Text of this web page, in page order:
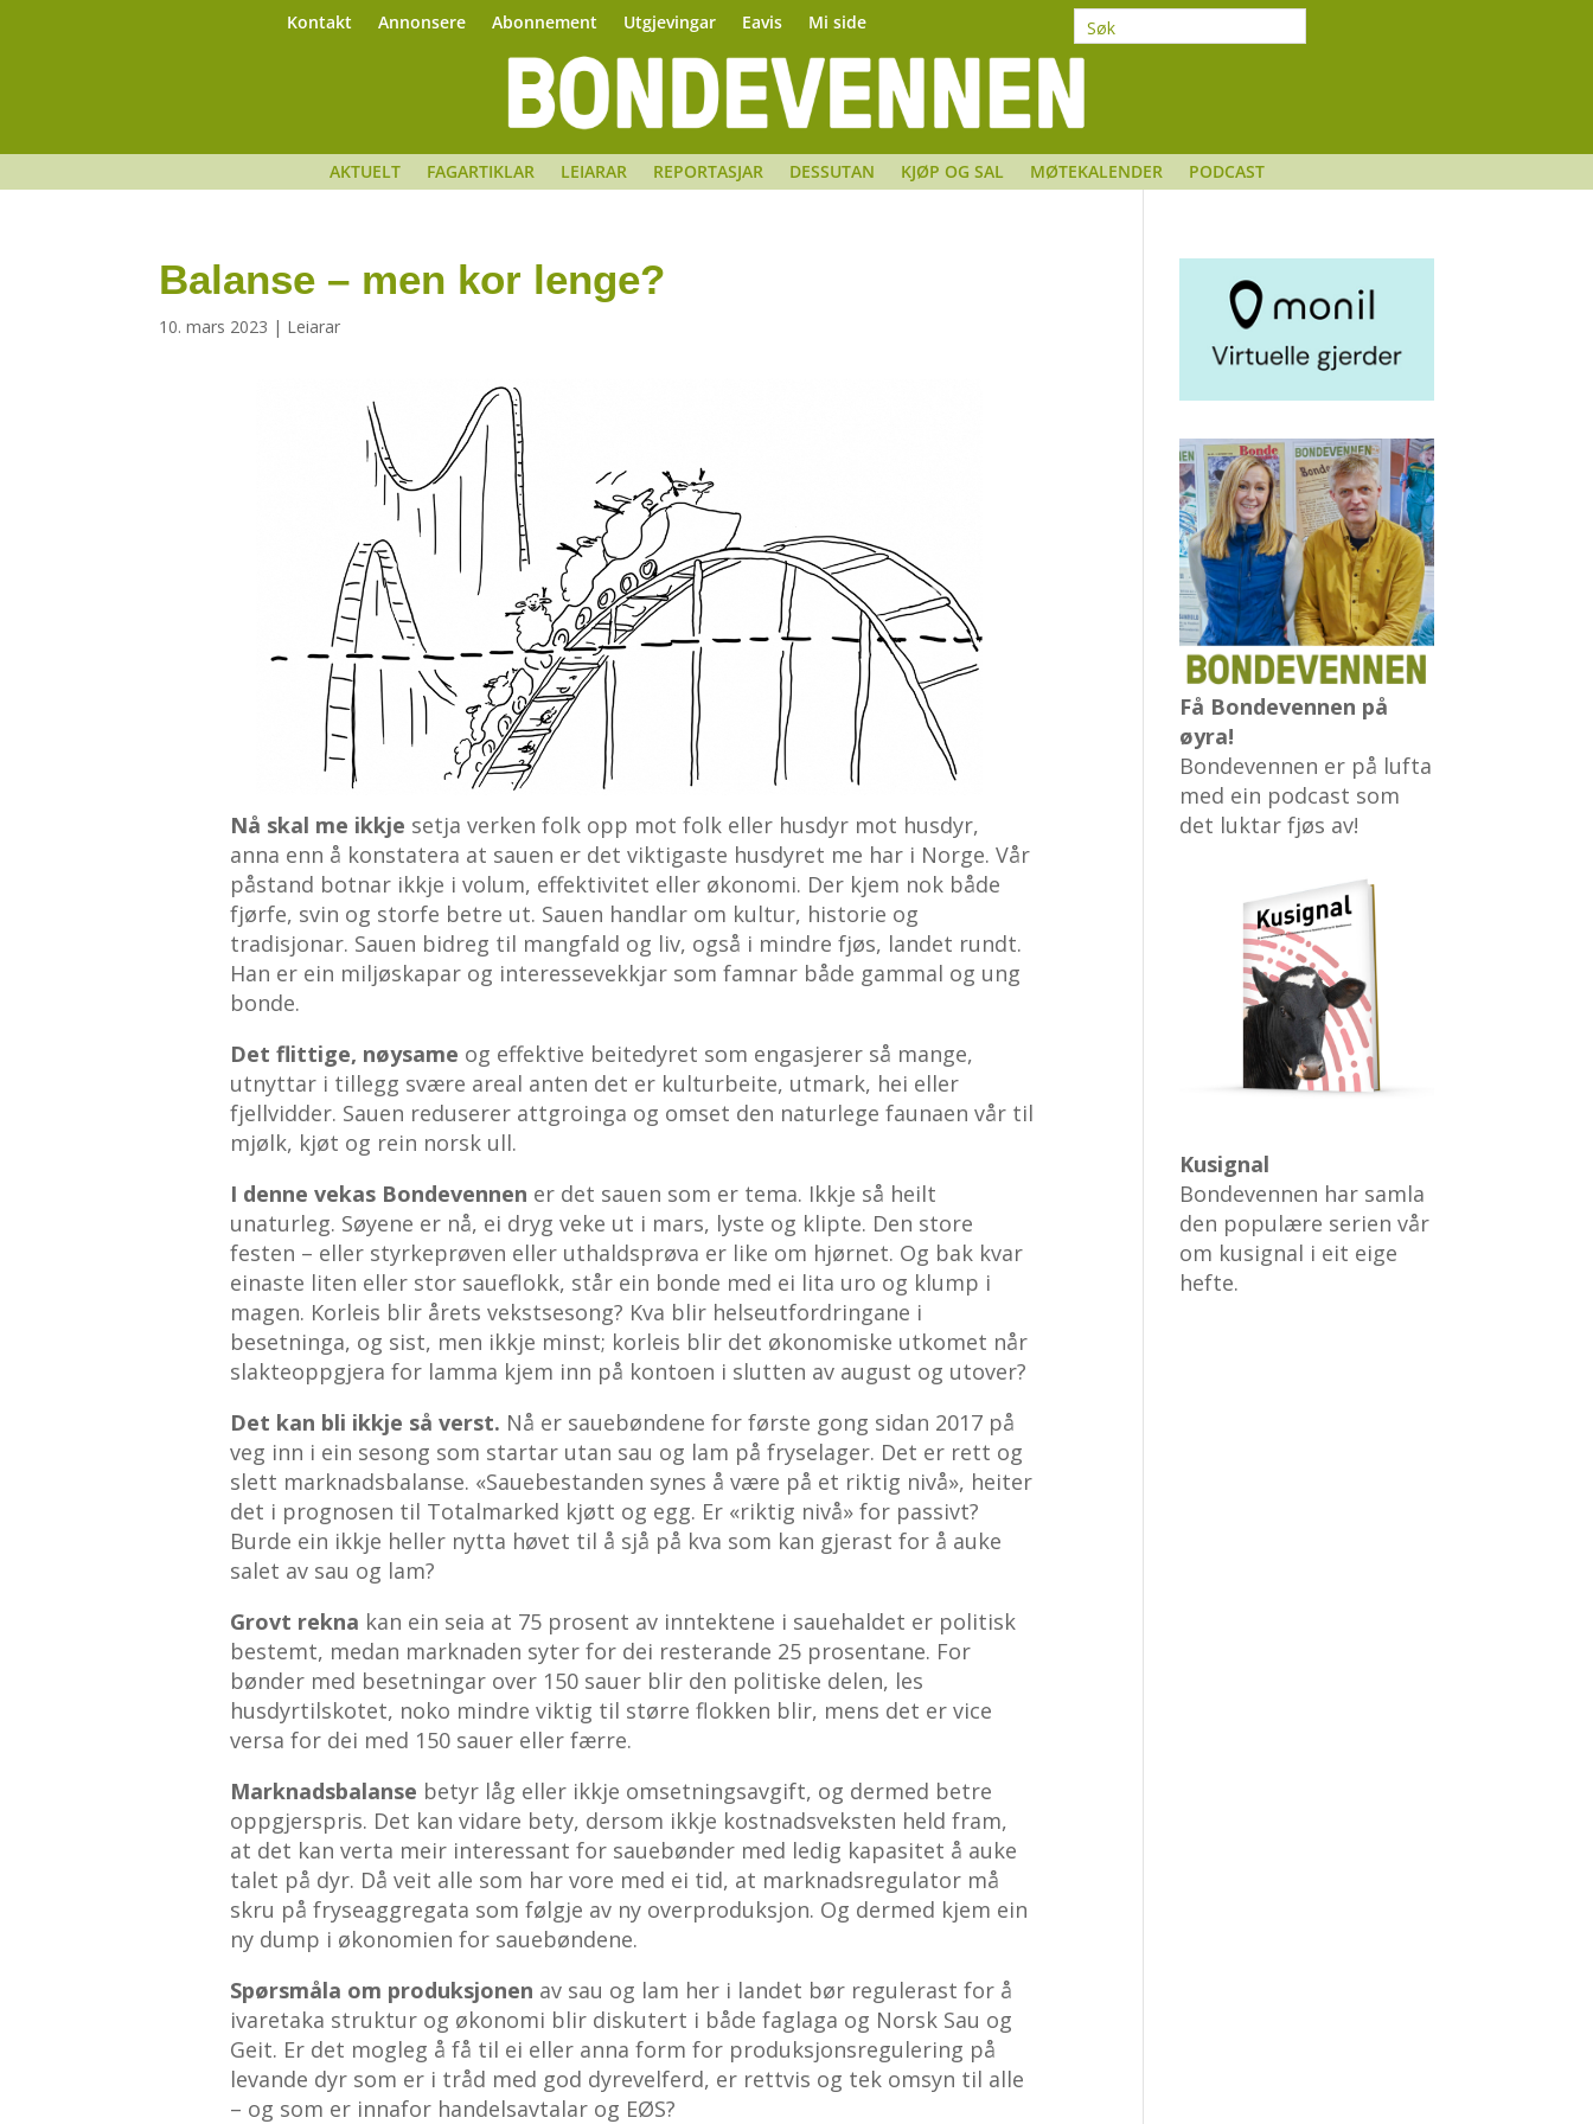
Kontakt Annonsere Abonnement Utgjevingar Eavis Mi side
AKTUELT FAGARTIKLAR LEIARAR REPORTASJAR DESSUTAN KJØP OG SAL MØTEKALENDER PODCAST
Balanse – men kor lenge?
10. mars 2023 | Leiarar
Nå skal me ikkje setja verken folk opp mot folk eller husdyr mot husdyr,
anna enn å konstatera at sauen er det viktigaste husdyret me har i Norge. Vår
påstand botnar ikkje i volum, effektivitet eller økonomi. Der kjem nok både
fjørfe, svin og storfe betre ut. Sauen handlar om kultur, historie og
tradisjonar. Sauen bidreg til mangfald og liv, også i mindre fjøs, landet rundt.
Han er ein miljøskapar og interessevekkjar som famnar både gammal og ung
bonde.
Det flittige, nøysame og effektive beitedyret som engasjerer så mange,
utnyttar i tillegg svære areal anten det er kulturbeite, utmark, hei eller
fjellvidder. Sauen reduserer attgroinga og omset den naturlege faunaen vår til
mjølk, kjøt og rein norsk ull.
I denne vekas Bondevennen er det sauen som er tema. Ikkje så heilt
unaturleg. Søyene er nå, ei dryg veke ut i mars, lyste og klipte. Den store
festen – eller styrkeprøven eller uthaldsprøva er like om hjørnet. Og bak kvar
einaste liten eller stor saueflokk, står ein bonde med ei lita uro og klump i
magen. Korleis blir årets vekstsesong? Kva blir helseutfordringane i
besetninga, og sist, men ikkje minst; korleis blir det økonomiske utkomet når
slakteoppgjera for lamma kjem inn på kontoen i slutten av august og utover?
Det kan bli ikkje så verst. Nå er sauebøndene for første gong sidan 2017 på
veg inn i ein sesong som startar utan sau og lam på fryselager. Det er rett og
slett marknadsbalanse. «Sauebestanden synes å være på et riktig nivå», heiter
det i prognosen til Totalmarked kjøtt og egg. Er «riktig nivå» for passivt?
Burde ein ikkje heller nytta høvet til å sjå på kva som kan gjerast for å auke
salet av sau og lam?
Grovt rekna kan ein seia at 75 prosent av inntektene i sauehaldet er politisk
bestemt, medan marknaden syter for dei resterande 25 prosentane. For
bønder med besetningar over 150 sauer blir den politiske delen, les
husdyrtilskotet, noko mindre viktig til større flokken blir, mens det er vice
versa for dei med 150 sauer eller færre.
Marknadsbalanse betyr låg eller ikkje omsetningsavgift, og dermed betre
oppgjerspris. Det kan vidare bety, dersom ikkje kostnadsveksten held fram,
at det kan verta meir interessant for sauebønder med ledig kapasitet å auke
talet på dyr. Då veit alle som har vore med ei tid, at marknadsregulator må
skru på fryseaggregata som følgje av ny overproduksjon. Og dermed kjem ein
ny dump i økonomien for sauebøndene.
Spørsmåla om produksjonen av sau og lam her i landet bør regulerast for å
ivaretaka struktur og økonomi blir diskutert i både faglaga og Norsk Sau og
Geit. Er det mogleg å få til ei eller anna form for produksjonsregulering på
levande dyr som er i tråd med god dyrevelferd, er rettvis og tek omsyn til alle
– og som er innafor handelsavtalar og EØS?
Få Bondevennen på
øyra!
Bondevennen er på lufta
med ein podcast som
det luktar fjøs av!
Kusignal
Bondevennen har samla
den populære serien vår
om kusignal i eit eige
hefte.